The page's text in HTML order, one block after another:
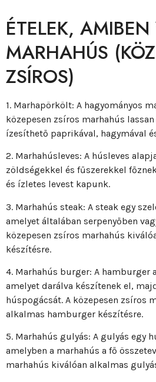
ÉTELEK,
MARHAHÚS
ZSÍROS)
1. Marhapörkölt: A hagyományos
közepesen zsíros marhahús
ízesíthető paprikával, hagymával
2. Marhahúsleves: A húsleves
zöldségekkel és fűszerekkel
és ízletes levest kapunk.
3. Marhahús steak: A steak egy
amelyet általában serpenyőben
közepesen zsíros marhahús
készítésre.
4. Marhahús burger: A hamburger
amelyet darálva készítenek el,
húspogácsát. A közepesen zsíros
alkalmas hamburger készítésre.
5. Marhahús gulyás: A gulyás egy
amelyben a marhahús a fő
marhahús kiválóan alkalmas